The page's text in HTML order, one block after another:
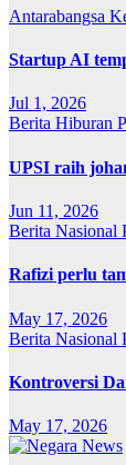
Antarabangsa
Startup AI
Jul 1, 2026
Berita Hiburan
UPSI raih
Jun 11, 2026
Berita Nasional
Rafizi perlu
May 17, 2026
Berita Nasional
Kontroversi
May 17, 2026